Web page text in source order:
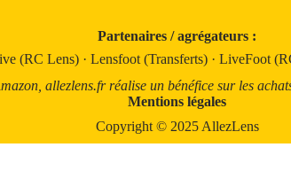
Partenaires / agrégateurs :
(RC Lens) · Lensfoot (Transferts) · LiveFoot
allezlens.fr réalise un bénéfice sur les
Mentions légales
Copyright © 2025 AllezLens